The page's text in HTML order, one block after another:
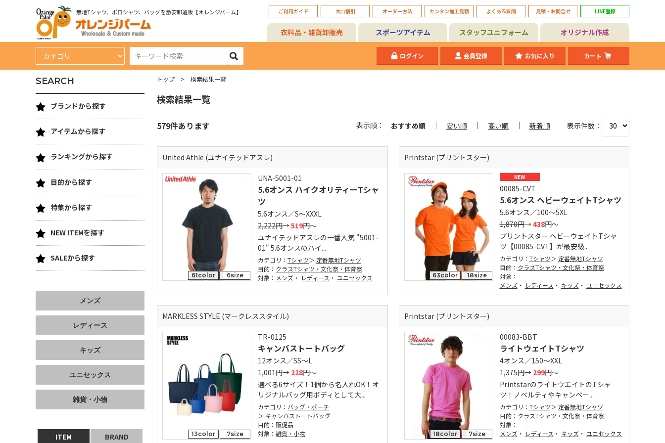
無地Tシャツ、ポロシャツ、バッグを激安卸通販【オレンジパーム】 ご利用ガイド 大口割引 オーダー方法 カンタン加工見積 よくある質問 見積・お問合せ LINE登録
衣料品・雑貨卸販売 スポーツアイテム スタッフユニフォーム オリジナル作成
ログイン 会員登録 お気に入り カート
トップ 検索結果一覧
検索結果一覧
579件あります 表示順： おすすめ順 安い順 高い順 新着順 表示件数：
United Athle (ユナイテッドアスレ)
61color 6size
UNA-5001-01
5.6オンス ハイクオリティーTシャ
ツ
5.6オンス／S～XXXL
2,222円→519円～
ユナイテッドアスレの一番人気 "5001-
01" 5.6オンスのハイ...
カテゴリ： Tシャツ
定番無地Tシャツ
目的： クラスTシャツ・文化祭・体育祭
対象： メンズ ・ レディース ・ ユニセックス
Printstar (プリントスター)
63color 18size
NEW
00085-CVT
5.6オンス ヘビーウェイトTシャツ
5.6オンス／100～5XL
1,870円→438円～
プリントスター ヘビーウェイトTシャ
ツ【00085-CVT】が最安級...
カテゴリ： Tシャツ
定番無地Tシャツ
目的： クラスTシャツ・文化祭・体育祭
対象：
メンズ・ レディース ・ キッズ・ ユニセックス
MARKLESS STYLE (マークレススタイル)
13color 7size
TR-0125
キャンバストートバッグ
12オンス／SS～L
1,001円→ 228円～
選べる6サイズ！1個から名入れOK！オ
リジナルバッグ用ボディとして大...
カテゴリ： バッグ・ポーチ
キャンバストートバッグ
目的： 販促品
対象： 雑貨・小物
Printstar (プリントスター)
18color 7size
00083-BBT
ライトウェイトTシャツ
4オンス／150～XXL
1,375円→ 299円～
PrintstarのライトウエイトのTシャ
ツ！ノベルティやキャンペー...
カテゴリ： Tシャツ
定番無地Tシャツ
目的： クラスTシャツ・文化祭・体育祭
対象：
メンズ・ レディース ・ キッズ・ ユニセックス
SEARCH
ブランドから探す
アイテムから探す
ランキングから探す
目的から探す
特集から探す
NEW ITEMを探す
SALEから探す
メンズ
レディース
キッズ
ユニセックス
雑貨・小物
ITEM BRAND